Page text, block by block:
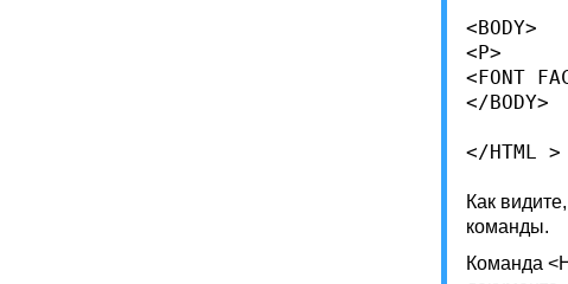
<BODY>
<P>
<FONT
</BODY>
Как
команды.
Команда